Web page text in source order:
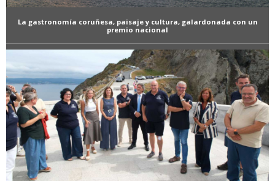
La gastronomía coruñesa, paisaje y cultura, galardonada con un
premio nacional